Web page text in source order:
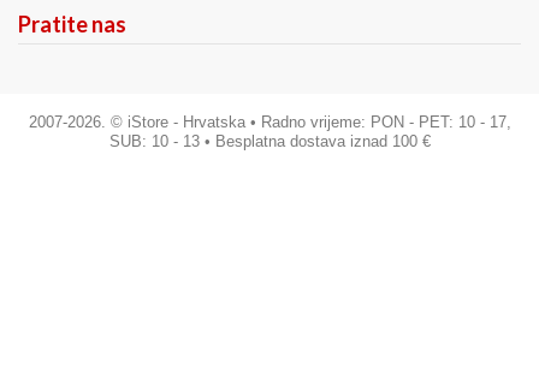
Pratite nas
2007-2026. © iStore - Hrvatska • Radno vrijeme: PON - PET: 10 - 17,
SUB: 10 - 13 • Besplatna dostava iznad 100 €